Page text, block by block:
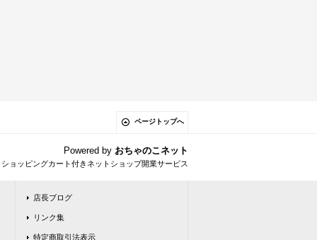
ページトップへ
Powered by おちゃのこネット
ョッピングカート付きネットショップ開業サービス
店長ブログ
リンク集
特定商取引法表示